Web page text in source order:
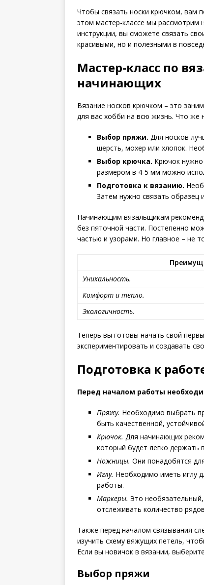
Чтобы связать носки крючком, вам
этом мастер-классе мы рассмотрим
инструкции, вы сможете связать
красивыми, но и полезными в
Мастер-класс по
начинающих
Вязание носков крючком – это
для вас хобби на всю жизнь. Что же
Выбор пряжи. Для носков
шерсть, мохер или хлопок.
Выбор крючка. Крючок
размером в 4-5 мм можно
Подготовка к вязанию.
Затем нужно связать образец
Начинающим вязальщикам
без пяточной части. Постепенно
частью и узорами. Но главное – не
Уникальность.
Комфорт и тепло.
Экологичность.
Теперь вы готовы начать свой
экспериментировать и создавать
Подготовка к
Перед началом работы
Пряжу. Необходимо выбрать
быть качественной,
Крючок. Для начинающих
который будет легко держать
Ножницы. Они понадобятся
Иглу. Необходимо иметь иглу
работы.
Маркеры. Это
отслеживать количество
Также перед началом связывания
изучить схему вяжущих петель,
Если вы новичок в вязании,
Выбор пряжи